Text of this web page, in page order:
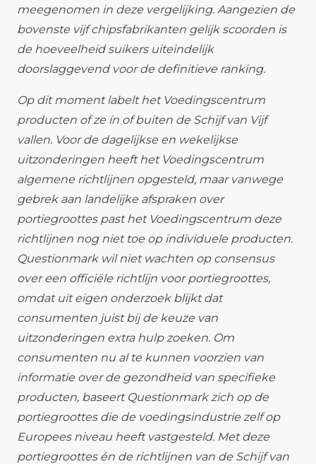
meegenomen in deze vergelijking. Aangezien de
bovenste vijf chipsfabrikanten gelijk scoorden is
de hoeveelheid suikers uiteindelijk
doorslaggevend voor de definitieve ranking.
Op dit moment labelt het Voedingscentrum
producten of ze ín of buiten de Schijf van Vijf
vallen. Voor de dagelijkse en wekelijkse
uitzonderingen heeft het Voedingscentrum
algemene richtlijnen opgesteld, maar vanwege
gebrek aan landelijke afspraken over
portiegroottes past het Voedingscentrum deze
richtlijnen nog niet toe op individuele producten.
Questionmark wil niet wachten op consensus
over een officiële richtlijn voor portiegroottes,
omdat uit eigen onderzoek blijkt dat
consumenten juist bij de keuze van
uitzonderingen extra hulp zoeken. Om
consumenten nu al te kunnen voorzien van
informatie over de gezondheid van specifieke
producten, baseert Questionmark zich op de
portiegroottes die de voedingsindustrie zelf op
Europees niveau heeft vastgesteld. Met deze
portiegroottes én de richtlijnen van de Schijf van